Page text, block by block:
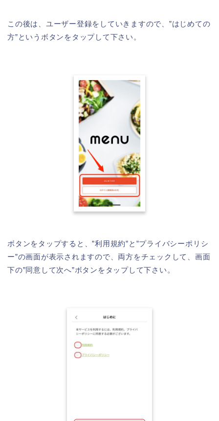
この後は、ユーザー登録をしていきますので、”はじめての
方”というボタンをタップして下さい。
ボタンをタップすると、”利用規約”と”プライバシーポリシ
ー”の画面が表示されますので、両方をチェックして、画面
下の”同意して次へ”ボタンをタップして下さい。